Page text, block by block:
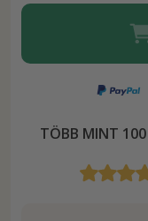
TÖBB MINT 100